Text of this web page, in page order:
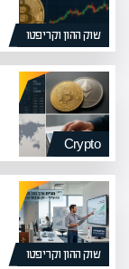
שוק ההון וקריפטו
Crypto
שוק ההון וקריפטו